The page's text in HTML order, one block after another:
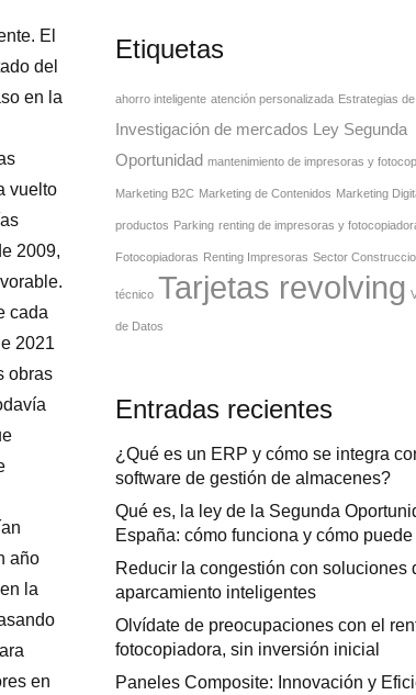
El
del
en la
vuelto
2009,
cada
2021
obras
año
la
en
Etiquetas
ahorro inteligente atención personalizada Estrategias
Investigación de mercados
Ley Segunda
Oportunidad mantenimiento de impresoras y
Marketing B2C Marketing de Contenidos Marketing
productos Parking renting de impresoras y
Fotocopiadoras Renting Impresoras Sector
técnico Tarjetas revolving
de Datos
Entradas recientes
¿Qué es un ERP y cómo se integra
software de gestión de almacenes?
Qué es, la ley de la Segunda
España: cómo funciona y cómo
Reducir la congestión con soluciones
aparcamiento inteligentes
Olvídate de preocupaciones con el
fotocopiadora, sin inversión inicial
Paneles Composite: Innovación y